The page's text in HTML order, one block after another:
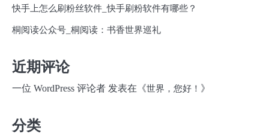
快手上怎么刷粉丝软件_快手刷粉软件有哪些？
桐阅读公众号_桐阅读：书香世界巡礼
近期评论
一位 WordPress 评论者 发表在《世界，您好！ 》
分类